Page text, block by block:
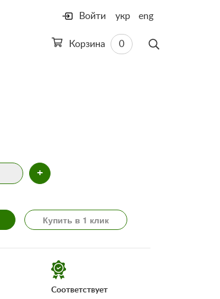
Войти
Корзина 0
укр eng
+
Купить в 1 клик
Соответствует